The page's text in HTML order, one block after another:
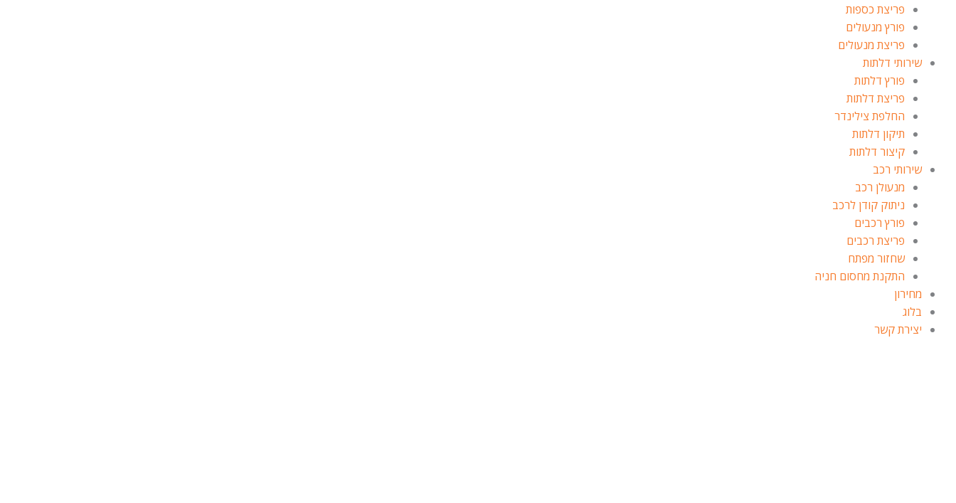
פריצת כספות
פורץ מנעולים
פריצת מנעולים
שירותי דלתות
פורץ דלתות
פריצת דלתות
החלפת צילינדר
תיקון דלתות
קיצור דלתות
שירותי רכב
מנעולן רכב
ניתוק קודן לרכב
פורץ רכבים
פריצת רכבים
שחזור מפתח
התקנת מחסום חניה
מחירון
בלוג
יצירת קשר